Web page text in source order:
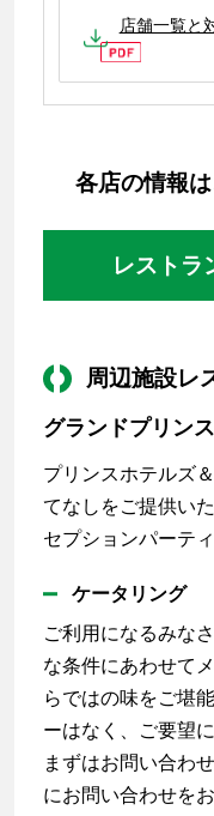
店舗一覧と
各店の情報
レストラ
周辺施設レ
グランドプリン
プリンスホテルズ
てなしをご提供い
セプションパーテ
ケータリング
ご利用になるみな
な条件にあわせて
らではの味をご堪
ーはなく、ご要望
まずはお問い合わ
にお問い合わせを